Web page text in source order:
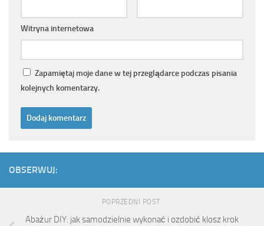
Witryna internetowa
Zapamiętaj moje dane w tej przeglądarce podczas pisania
kolejnych komentarzy.
OBSERWUJ:
POPRZEDNI POST
Abażur DIY: jak samodzielnie wykonać i ozdobić klosz krok